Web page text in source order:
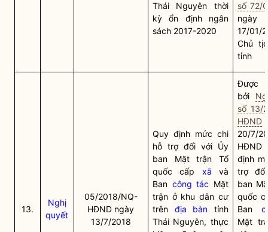
Thái Nguyên thời
kỳ ổn định ngân
sách 2017-2020
số 72/
ngày
17/01/
Chủ
tỉnh
13.
Nghị
quyết
05/2018/NQ-
HĐND ngày
13/7/2018
Quy định mức chi
hỗ trợ đối với Ủy
ban Mặt trận Tổ
quốc cấp xã và
Ban công tác Mặt
trận ở khu dân cư
trên địa bàn tỉnh
Thái Nguyên, thực
Được
bởi
số 13/
HĐND
20/7/
HĐND
định
trợ
ban
quốc
Ban
Mặt